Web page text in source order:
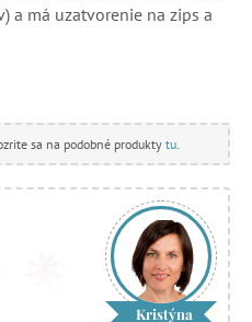
a má uzatvorenie na zips a
sa na podobné produkty tu
Kristýna